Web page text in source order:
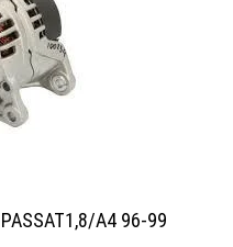
PASSAT1,8/A4 96-99